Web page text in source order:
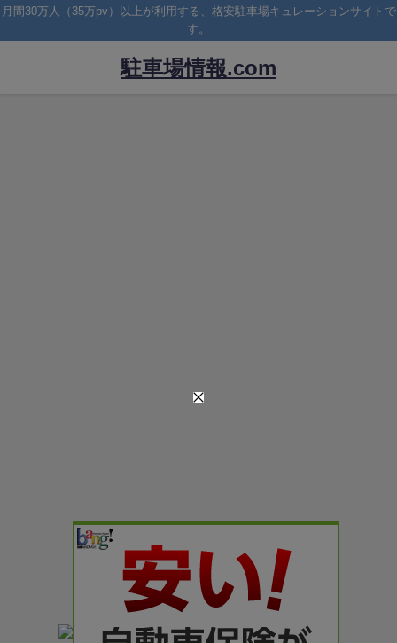
月間30万人（35万pv）以上が利用する、格安駐車場キュレーションサイトで
す。
駐車場情報.com